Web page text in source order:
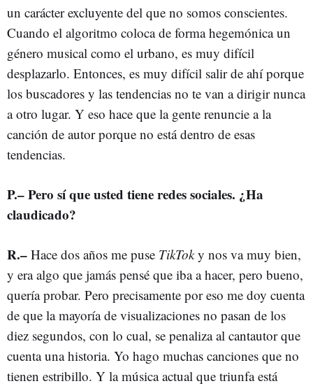
un carácter excluyente del que no somos conscientes.
Cuando el algoritmo coloca de forma hegemónica un
género musical como el urbano, es muy difícil
desplazarlo. Entonces, es muy difícil salir de ahí porque
los buscadores y las tendencias no te van a dirigir nunca
a otro lugar. Y eso hace que la gente renuncie a la
canción de autor porque no está dentro de esas
tendencias.
P.– Pero sí que usted tiene redes sociales. ¿Ha
claudicado?
R.– Hace dos años me puse TikToky nos va muy bien,
y era algo que jamás pensé que iba a hacer, pero bueno,
quería probar. Pero precisamente por eso me doy cuenta
de que la mayoría de visualizaciones no pasan de los
diez segundos, con lo cual, se penaliza al cantautor que
cuenta una historia. Yo hago muchas canciones que no
tienen estribillo. Y la música actual que triunfa está